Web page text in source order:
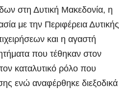
στη Δυτική Μακεδονία, η
με την Περιφέρεια Δυτικής
και η αγαστή
που τέθηκαν στον
καταλυτικό ρόλο που
ενώ αναφέρθηκε διεξοδικά